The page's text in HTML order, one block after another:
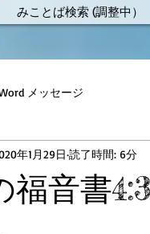
みことば検索 (調整中）
メッセージ
福音書
年1月29日 読了時間: 6分